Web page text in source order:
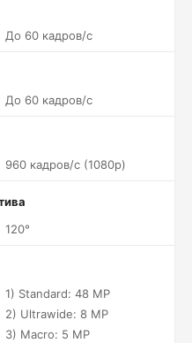
До 60 кадров/c
До 60 кадров/c
960 кадров/c (1080p)
120°
1) Standard: 48 MP
2) Ultrawide: 8 MP
3) Macro: 5 MP